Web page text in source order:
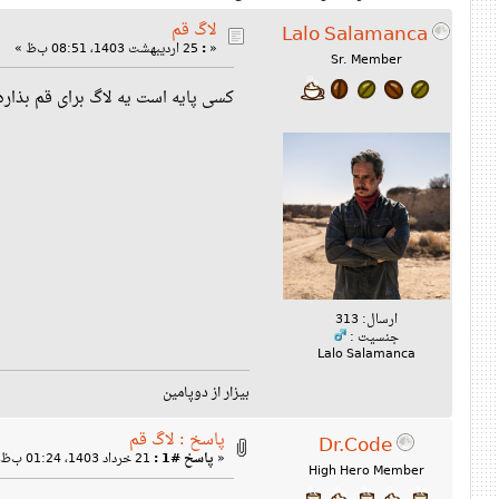
Lalo Salamanca
Sr. Member
ارسال: 313
جنسیت :
Lalo Salamanca
لاگ قم
«
:
کسی پایه است یه لاگ برای قم
بیزار از دوپامین
Dr.Code
High Hero Member
پاسخ : لاگ قم
« پاسخ #1 :